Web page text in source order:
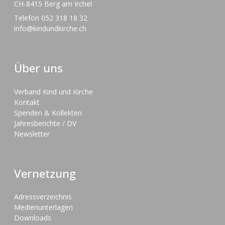
CH-8415 Berg am Irchel
Telefon 052 318 18 32
info@kindundkirche.ch
Über uns
Verband Kind und Kirche
Kontakt
Spenden & Kollekten
Jahresberichte / DV
Newsletter
Vernetzung
Adressverzeichnis
Medienunterlagen
Downloads